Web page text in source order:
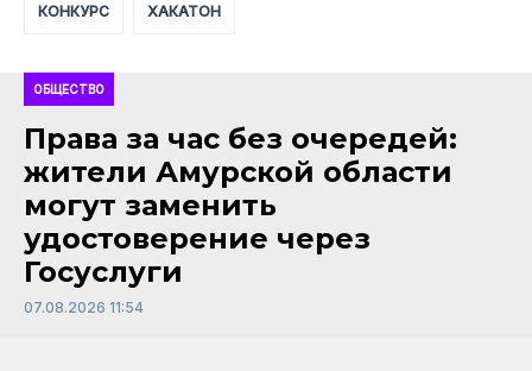
КОНКУРС ХАКАТОН
ОБЩЕСТВО
Права за час без очередей:
жители Амурской области
могут заменить
удостоверение через
Госуслуги
07.08.2026 11:54